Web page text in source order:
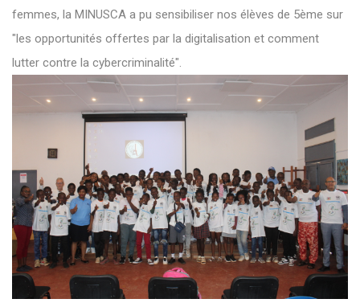
femmes, la MINUSCA a pu sensibiliser nos élèves de 5ème sur
"les opportunités offertes par la digitalisation et comment
lutter contre la cybercriminalité".